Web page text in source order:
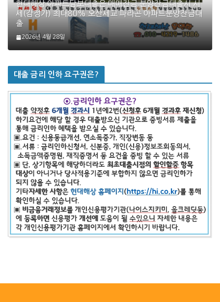
현대해상 아파트담보대출은 매매잔금 분양잔금대출시 시
세(감정가) 최대80% 오산세교 파라곤 아파트분양잔금대
출
2026년 4월 28일
대출 금리 인하 요구권은?